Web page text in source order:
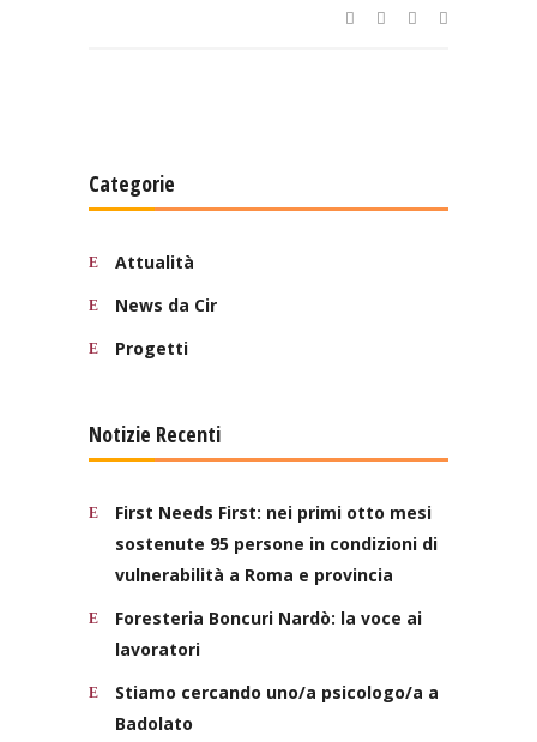
Categorie
Attualità
News da Cir
Progetti
Notizie Recenti
First Needs First: nei primi otto mesi
sostenute 95 persone in condizioni di
vulnerabilità a Roma e provincia
Foresteria Boncuri Nardò: la voce ai
lavoratori
Stiamo cercando uno/a psicologo/a a
Badolato